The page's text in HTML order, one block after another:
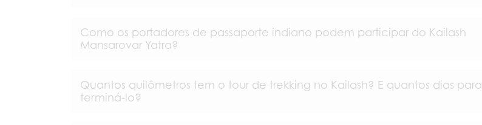
Como os portadores de passaporte indiano podem participar do Kailash
Mansarovar Yatra?
Quantos quilômetros tem o tour de trekking no Kailash? E quantos dias para
terminá-lo?